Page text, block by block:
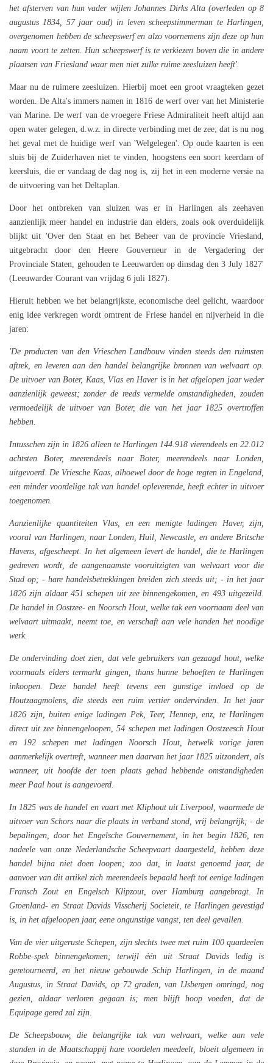
het afsterven van hun vader wijlen Johannes Dirks Alta (overleden op 8
augustus 1834, 57 jaar oud) in leven scheepstimmerman te Harlingen,
overgenomen hebben de scheepswerf en alzo voornemens zijn deze op hun
naam voort te zetten. Hun scheepswerf is te verkiezen boven die in andere
plaatsen van Friesland waar men niet zulke ruime zeesluizen heeft'.
Maar nu de ruimere zeesluizen. Hierbij moet een groot vraagteken gezet
worden. De Alta's immers namen in 1816 de werf over van het Ministerie
van Marine. De werf van de vroegere Friese Admiraliteit heeft altijd aan
open water gelegen, d.w.z. in directe verbinding met de zee; dat is nu nog
het geval met de huidige werf van 'Welgelegen'. Op oude kaarten is een
sluis bij de Zuiderhaven niet te vinden, hoogstens een soort keerdam of
keersluis, die er vandaag de dag nog is, zij het in een moderne versie na
de uitvoering van het Deltaplan.
Door het ontbreken van sluizen was er in Harlingen als zeehaven
aanzienlijk meer handel en industrie dan elders, zoals ook overduidelijk
blijkt uit 'Over den Staat en het Beheer van de provincie Vriesland,
uitgebracht door den Heere Gouverneur in de Vergadering der
Provinciale Staten, gehouden te Leeuwarden op dinsdag den 3 July 1827'
(Leeuwarder Courant van vrijdag 6 juli 1827).
Hieruit hebben we het belangrijkste, economische deel gelicht, waardoor
enig idee verkregen wordt omtrent de Friese handel en nijverheid in die
jaren:
'De producten van den Vrieschen Landbouw vinden steeds den ruimsten
aftrek, en leveren aan den handel belangrijke bronnen van welvaart op.
De uitvoer van Boter, Kaas, Vlas en Haver is in het afgelopen jaar weder
aanzienlijk geweest; zonder de reeds vermelde omstandigheden, zouden
vermoedelijk de uitvoer van Boter, die van het jaar 1825 overtroffen
hebben.
Intusschen zijn in 1826 alleen te Harlingen 144.918 vierendeels en 22.012
achtsten Boter, meerendeels naar Boter, meerendeels naar Londen,
uitgevoerd.De Vriesche Kaas, alhoewel door de hoge regten in Engeland,
een minder voordelige tak van handel opleverende, heeft echter in uitvoer
toegenomen.
Aanzienlijke quantiteiten Vlas, en een menigte ladingen Haver, zijn,
vooral van Harlingen, naar Londen, Huil, Newcastle, en andere Britsche
Havens, afgescheept. In het algemeen levert de handel, die te Harlingen
gedreven wordt, de aangenaamste vooruitzigten van welvaart voor die
Stad op; - hare handelsbetrekkingen breiden zich steeds uit; - in het jaar
1826 zijn aldaar 451 schepen uit zee binnengekomen, en 493 uitgezeild.
De handel in Oostzee- en Noorsch Hout, welke tak een voornaam deel van
welvaart uitmaakt, neemt toe, en verschaft aan vele handen het noodige
werk.
De ondervinding doet zien, dat vele gebruikers van gezaagd hout, welke
voormaals elders termarkt gingen, thans hunne behoeften te Harlingen
inkoopen. Deze handel heeft tevens een gunstige invloed op de
Houtzaagmolens, die steeds een ruim vertier ondervinden. In het jaar
1826 zijn, buiten enige ladingen Pek, Teer, Hennep, enz, te Harlingen
direct uit zee binnengeloopen, 54 schepen met ladingen Oostzeesch Hout
en 192 schepen met ladingen Noorsch Hout, hetwelk vorige jaren
aanmerkelijk overtreft, wanneer men daarvan het jaar 1825 uitzondert, als
wanneer, uit hoofde der toen plaats gehad hebbende omstandigheden
meer Paal hout is aangevoerd.
In 1825 was de handel en vaart met Kliphout uit Liverpool, waarmede de
uitvoer van Schors naar die plaats in verband stond, vrij belangrijk; - de
bepalingen, door het Engelsche Gouvernement, in het begin 1826, ten
nadeele van onze Nederlandsche Scheepvaart daargesteld, hebben deze
handel bijna niet doen loopen; zoo dat, in laatst genoemd jaar, de
aanvoer van dit artikel zich meerendeels bepaald heeft tot eenige ladingen
Fransch Zout en Engelsch Klipzout, over Hamburg aangebragt. In
Groenland- en Straat Davids Visscherij Societeit, te Harlingen gevestigd
is, in het afgeloopen jaar, eene ongunstige vangst, ten deel gevallen.
Van de vier uitgeruste Schepen, zijn slechts twee met ruim 100 quardeelen
Robbe-spek binnengekomen; terwijl één uit Straat Davids ledig is
geretourneerd, en het nieuw gebouwde Schip Harlingen, in de maand
Augustus, in Straat Davids, op 72 graden, van IJsbergen omringd, nog
gezien, aldaar verloren gegaan is; men blijft hoop voeden, dat de
Equipage gered zal zijn.
De Scheepsbouw, die belangrijke tak van welvaart, welke aan vele
standen in de Maatschappij hare voordelen meedeelt, bloeit algemeen in